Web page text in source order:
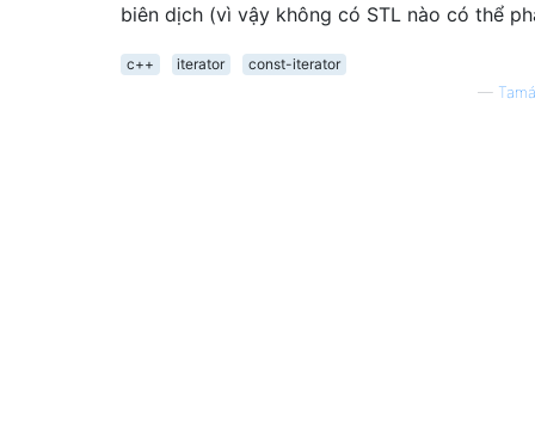
biên dịch (vì vậy không có STL nào có thể
c++ iterator
const-iterator
—